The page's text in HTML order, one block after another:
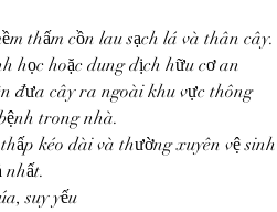
thấm cồn lau sạch lá và thân cây.
học hoặc dung dịch hữu cơ an
đưa cây ra ngoài khu vực thông
trong nhà.
kéo dài và thường xuyên vệ sinh
nhất.
suy yếu